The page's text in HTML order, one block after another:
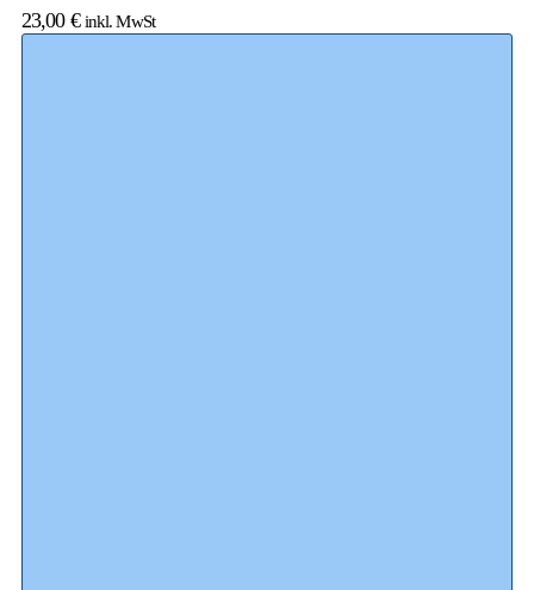
23,00 € inkl. MwSt